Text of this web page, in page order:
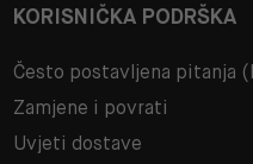
KORISNIČKA PODRŠKA
Često postavljena pitanja
Zamjene i povrati
Uvjeti dostave